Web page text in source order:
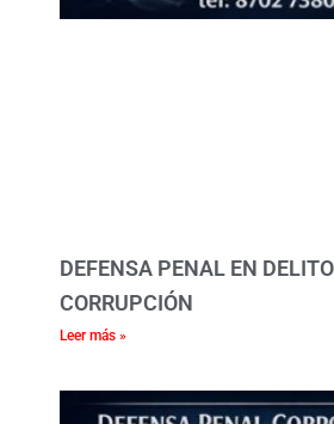
DEFENSA PENAL EN
CORRUPCIÓN
Leer más »